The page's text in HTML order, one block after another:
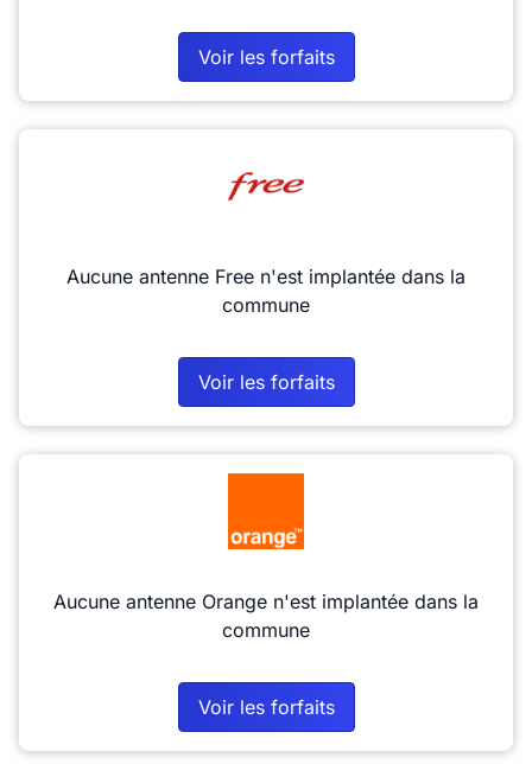
Voir les forfaits
Aucune antenne Free n'est implantée dans la
commune
Voir les forfaits
Aucune antenne Orange n'est implantée dans la
commune
Voir les forfaits